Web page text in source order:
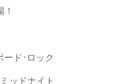
ード･ロック
ッドナイト